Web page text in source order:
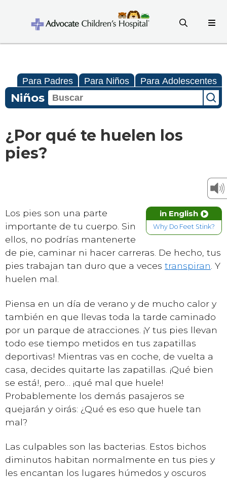
Para Padres Para Niños Para Adolescentes
Niños
¿Por qué te huelen los
pies?
in English
Why Do Feet Stink?
Los pies son una parte
importante de tu cuerpo. Sin
ellos, no podrías mantenerte
de pie, caminar ni hacer carreras. De hecho, tus
pies trabajan tan duro que a veces transpiran . Y
huelen mal.
Piensa en un día de verano y de mucho calor y
también en que llevas toda la tarde caminado
por un parque de atracciones. ¡Y tus pies llevan
todo ese tiempo metidos en tus zapatillas
deportivas! Mientras vas en coche, de vuelta a
casa, decides quitarte las zapatillas. ¡Qué bien
se está!, pero… ¡qué mal que huele!
Probablemente los demás pasajeros se
quejarán y oirás: ¿Qué es eso que huele tan
mal?
Las culpables son las bacterias. Estos bichos
diminutos habitan normalmente en tus pies y
les encantan los lugares húmedos y oscuros